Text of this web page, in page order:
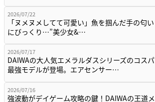
2026/07/22
「ヌメヌメしてて可愛い」魚を掴んだ手の匂い
にびっくり…”美少女&…
2026/07/17
DAIWAの大人気エメラルダスシリーズのコスパ
最強モデルが登場。エアセンサー…
2026/07/16
強波動がデイゲーム攻略の鍵！DAIWAの王道メ